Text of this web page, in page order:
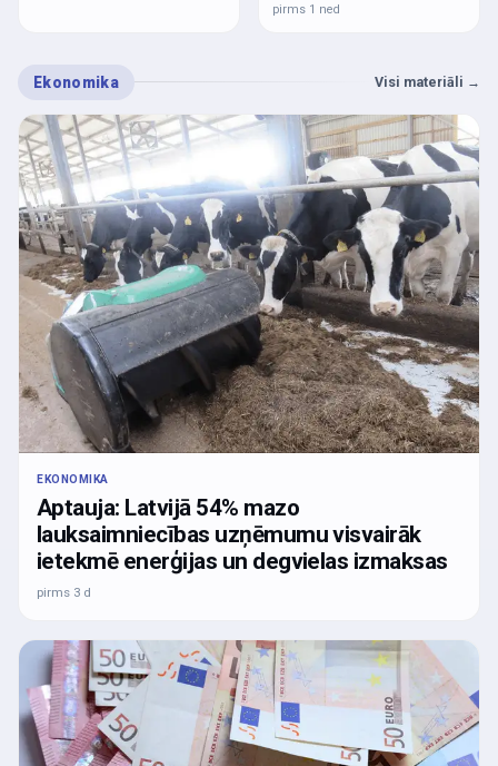
pirms 1 ned
Ekonomika Visi materiāli →
EKONOMIKA
Aptauja: Latvijā 54% mazo
lauksaimniecības uzņēmumu visvairāk
ietekmē enerģijas un degvielas izmaksas
pirms 3 d